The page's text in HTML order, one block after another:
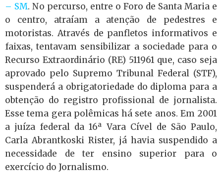
– SM. No percurso, entre o Foro de Santa Maria e
o centro, atraíam a atenção de pedestres e
motoristas. Através de panfletos informativos e
faixas, tentavam sensibilizar a sociedade para o
Recurso Extraordinário (RE) 511961 que, caso seja
aprovado pelo Supremo Tribunal Federal (STF),
suspenderá a obrigatoriedade do diploma para a
obtenção do registro profissional de jornalista.
Esse tema gera polêmicas há sete anos. Em 2001
a juíza federal da 16ª Vara Cível de São Paulo,
Carla Abrantkoski Rister, já havia suspendido a
necessidade de ter ensino superior para o
exercício do Jornalismo.